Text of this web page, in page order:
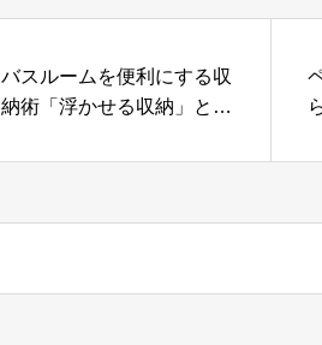
バスルームを便利にする収
納術「浮かせる収納」と